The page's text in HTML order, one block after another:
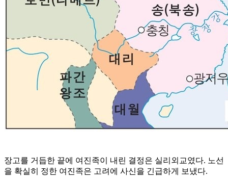
장고를 거듭한 끝에 여진족이 내린 결정은 실리외교였다. 노선
을 확실히 정한 여진족은 고려에 사신을 긴급하게 보냈다.